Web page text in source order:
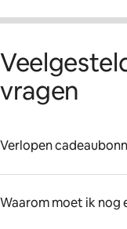
vragen
Verlopen
Waarom moet ik nog